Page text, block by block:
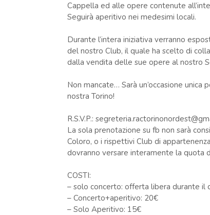
Cappella ed alle opere contenute
Seguirà aperitivo nei medesimi locali.
Durante l’intera iniziativa verranno
del nostro Club, il quale ha scelto di
dalla vendita delle sue opere al nostro
Non mancate… Sarà un’occasione
nostra Torino!
R.S.V.P.:
La sola prenotazione su fb non sarà
Coloro, o i rispettivi Club di
dovranno versare interamente la quota
COSTI:
– solo concerto: offerta libera durante il
– Concerto+aperitivo: 20€
– Solo Aperitivo: 15€